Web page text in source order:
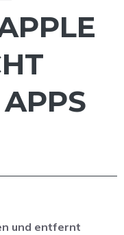
und entfernt